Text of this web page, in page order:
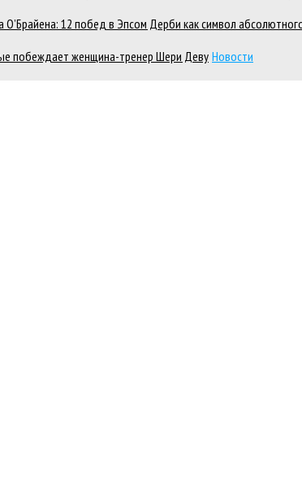
О’Брайена: 12 побед в Эпсом Дерби как символ
побеждает женщина-тренер Шери Деву Новости